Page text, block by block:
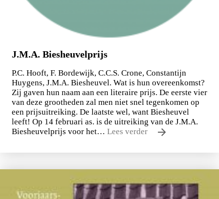
J.M.A. Biesheuvelprijs
P.C. Hooft, F. Bordewijk, C.C.S. Crone, Constantijn
Huygens, J.M.A. Biesheuvel. Wat is hun overeenkomst?
Zij gaven hun naam aan een literaire prijs. De eerste vier
van deze grootheden zal men niet snel tegenkomen op
een prijsuitreiking. De laatste wel, want Biesheuvel
leeft! Op 14 februari as. is de uitreiking van de J.M.A.
Biesheuvelprijs voor het… Lees verder